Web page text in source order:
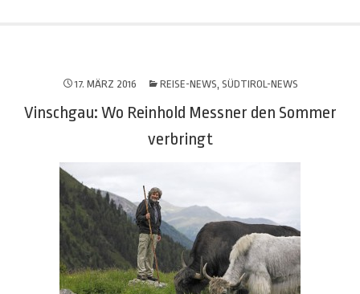
17. MÄRZ 2016 REISE-NEWS, SÜDTIROL-NEWS
Vinschgau: Wo Reinhold Messner den Sommer
verbringt